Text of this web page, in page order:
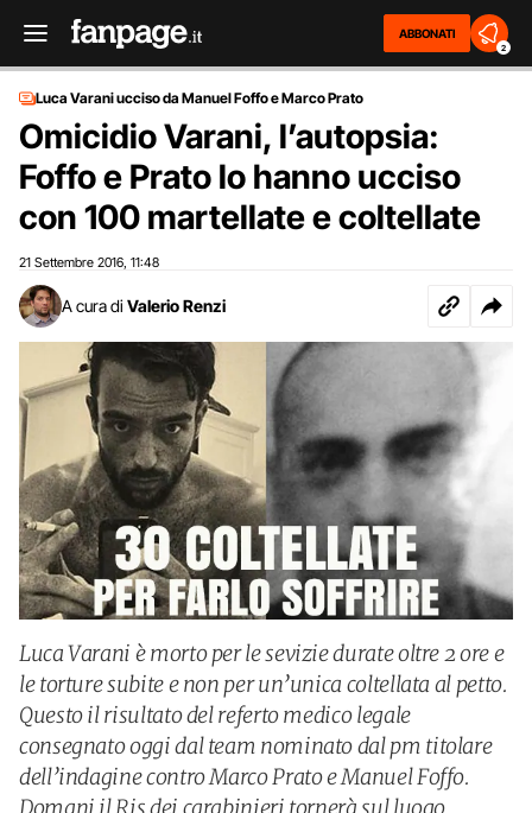
ABBONATI
2
Luca Varani ucciso da Manuel Foffo e Marco Prato
Omicidio Varani, l’autopsia:
Foffo e Prato lo hanno ucciso
con 100 martellate e coltellate
21 Settembre 2016 11:48
A cura di Valerio Renzi
Luca Varani è morto per le sevizie durate oltre 2 ore e
le torture subite e non per un’unica coltellata al petto.
Questo il risultato del referto medico legale
consegnato oggi dal team nominato dal pm titolare
dell’indagine contro Marco Prato e Manuel Foffo.